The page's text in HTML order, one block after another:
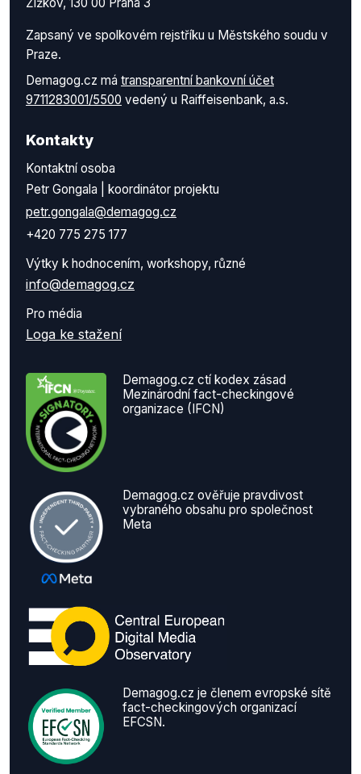
Zapsaný ve spolkovém rejstříku u Městského soudu v
Praze.
Demagog.cz má transparentní bankovní účet
9711283001/5500 vedený u Raiffeisenbank, a.s.
Kontakty
Kontaktní osoba
Petr Gongala | koordinátor projektu
petr.gongala@demagog.cz
+420 775 275 177
Výtky k hodnocením, workshopy, různé
info@demagog.cz
Pro média
Loga ke stažení
Demagog.cz ctí kodex zásad
Mezinárodní fact-checkingové
organizace (IFCN)
Demagog.cz ověřuje pravdivost
vybraného obsahu pro společnost
Meta
Demagog.cz je členem evropské sítě
fact-checkingových organizací
EFCSN.